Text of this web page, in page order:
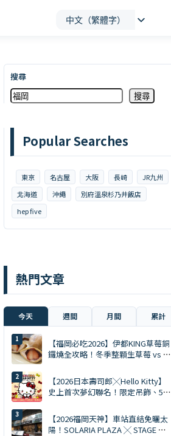
中文（繁體字）
搜尋
搜尋
Popular Searches
東京 名古屋 大阪 長崎
JR九州
北海道
沖繩
別府溫泉杉乃井飯店
hep five
熱門文章
今天 週間 月間 累計
【福岡必吃2026】伊都KING草莓銅
鑼燒全攻略！冬季整顆生草莓 vs 夏
【2026日本壽司郎╳Hello Kitty】
史上首次夢幻聯名！限定吊飾、5%
【2026福岡天神】車站直結免曬太
陽！SOLARIA PLAZA ╳ STAGE 必